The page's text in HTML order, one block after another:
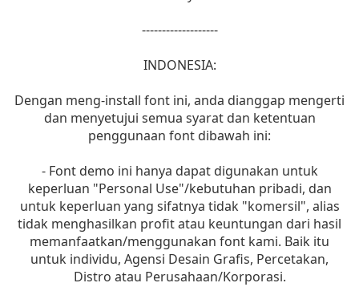
-------------------
INDONESIA:
Dengan meng-install font ini, anda dianggap mengerti
dan menyetujui semua syarat dan ketentuan
penggunaan font dibawah ini:
- Font demo ini hanya dapat digunakan untuk
keperluan "Personal Use"/kebutuhan pribadi, dan
untuk keperluan yang sifatnya tidak "komersil", alias
tidak menghasilkan profit atau keuntungan dari hasil
memanfaatkan/menggunakan font kami. Baik itu
untuk individu, Agensi Desain Grafis, Percetakan,
Distro atau Perusahaan/Korporasi.